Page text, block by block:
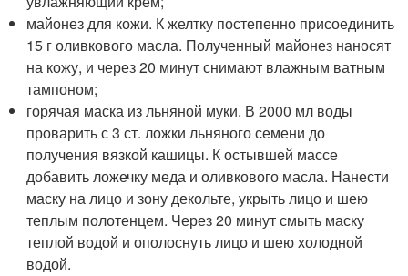
майонез для кожи. К желтку постепенно присоединить
15 г оливкового масла. Полученный майонез наносят
на кожу, и через 20 минут снимают влажным ватным
тампоном;
горячая маска из льняной муки. В 2000 мл воды
проварить с 3 ст. ложки льняного семени до
получения вязкой кашицы. К остывшей массе
добавить ложечку меда и оливкового масла. Нанести
маску на лицо и зону декольте, укрыть лицо и шею
теплым полотенцем. Через 20 минут смыть маску
теплой водой и ополоснуть лицо и шею холодной
водой.